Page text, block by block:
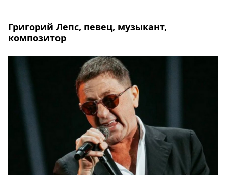
Григорий Лепс, певец, музыкант,
композитор